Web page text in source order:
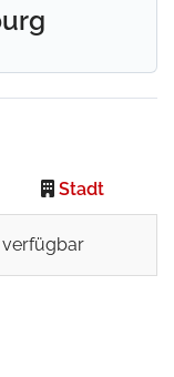
Stadt
verfügbar